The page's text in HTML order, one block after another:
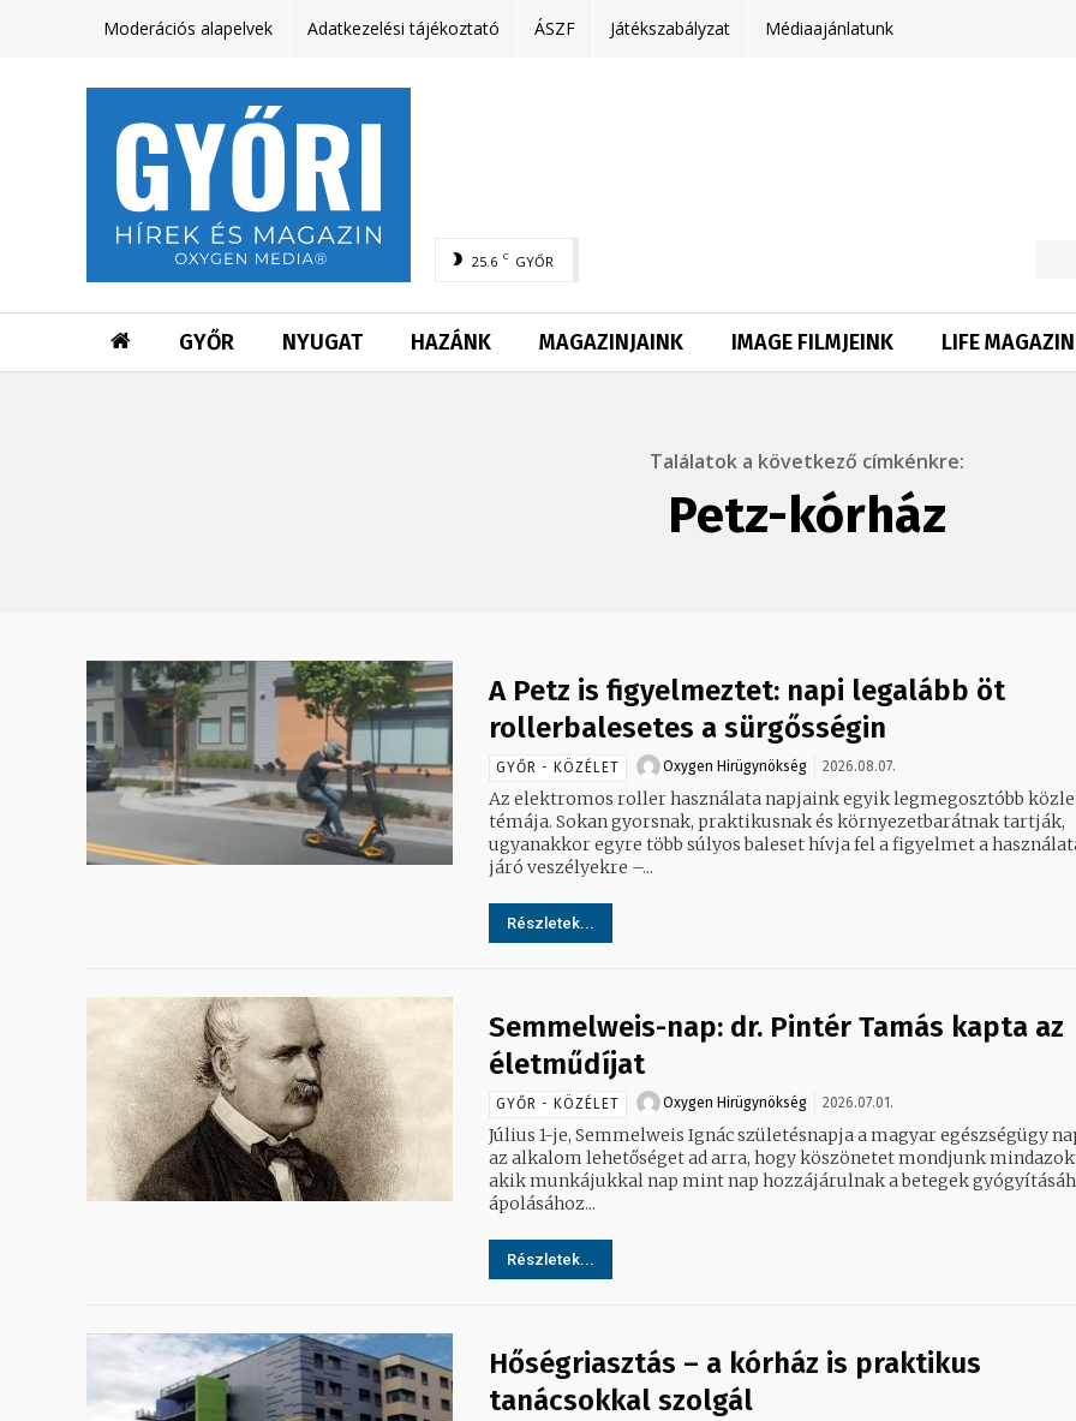
Moderációs alapelvek Adatkezelési tájékoztató ÁSZF Játékszabályzat Médiaajánlatunk
25.6 C GYŐR
GYŐR NYUGAT HAZÁNK MAGAZINJAINK IMAGE FILMJEINK LIFE MAGAZIN
Találatok a következő címkénkre:
Petz-kórház
A Petz is figyelmeztet: napi legalább öt
rollerbalesetes a sürgősségin
GYŐR - KÖZÉLET Oxygen Hirügynökség 2026.08.07.
Az elektromos roller használata napjaink egyik legmegosztóbb
témája. Sokan gyorsnak, praktikusnak és környezetbarátnak tartják,
ugyanakkor egyre több súlyos baleset hívja fel a figyelmet a
járó veszélyekre –...
Részletek...
Semmelweis-nap: dr. Pintér Tamás kapta az
életműdíjat
GYŐR - KÖZÉLET Oxygen Hirügynökség 2026.07.01.
Július 1-je, Semmelweis Ignác születésnapja a magyar egészségügy
az alkalom lehetőséget ad arra, hogy köszönetet mondjunk
akik munkájukkal nap mint nap hozzájárulnak a betegek
ápolásához...
Részletek...
Hőségriasztás – a kórház is praktikus
tanácsokkal szolgál